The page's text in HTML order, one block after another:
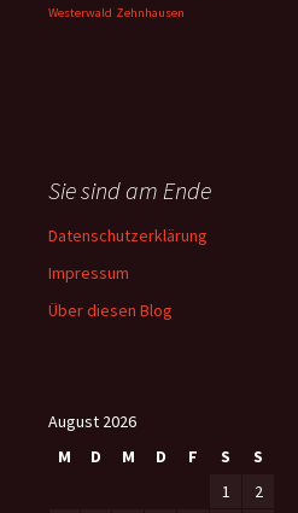
Westerwald Zehnhausen
Sie sind am Ende
Datenschutzerklärung
Impressum
Über diesen Blog
August 2026
M
D M D F S
S
1
2